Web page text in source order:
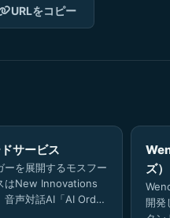
URLをコピー
サービス
ーを展開するモスフー
はNew Innovations
音声対話AI「AI Order
ズ）
開発